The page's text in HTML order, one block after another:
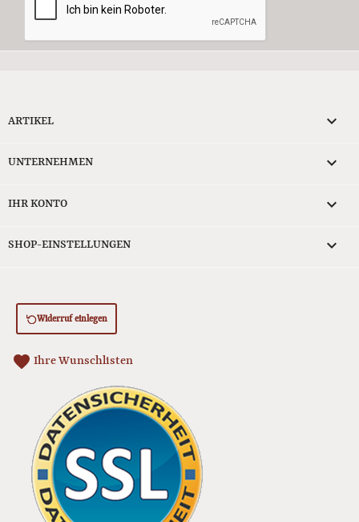
ARTIKEL 
UNTERNEHMEN 
IHR KONTO 
SHOP-EINSTELLUNGEN keyboard_arrow_down
Widerruf einlegen
favorite Ihre Wunschlisten